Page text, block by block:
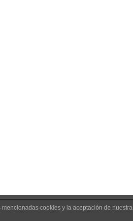
cookies y la aceptación de nuestra